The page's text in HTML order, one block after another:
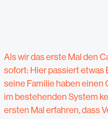
Als wir das erste Mal den
sofort: Hier passiert etwas
seine Familie haben einen
im bestehenden System
ersten Mal erfahren, dass